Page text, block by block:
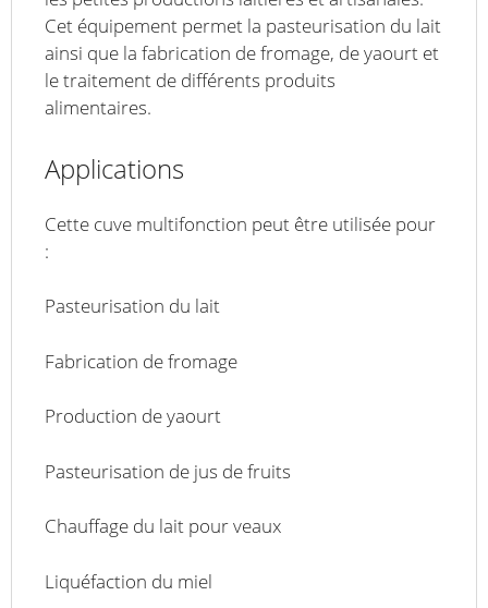
Cet équipement permet la pasteurisation du lait
ainsi que la fabrication de fromage, de yaourt et
le traitement de différents produits
alimentaires.
Applications
Cette cuve multifonction peut être utilisée pour
:
Pasteurisation du lait
Fabrication de fromage
Production de yaourt
Pasteurisation de jus de fruits
Chauffage du lait pour veaux
Liquéfaction du miel